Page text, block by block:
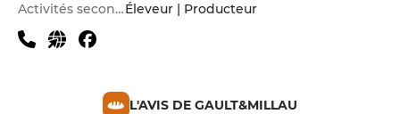
Activités secondairesÉleveur | Producteur
L'AVIS DE GAULT&MILLAU